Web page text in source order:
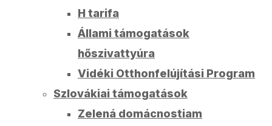
H tarifa
Állami támogatások
hőszivattyúra
Vidéki Otthonfelújítási Program
Szlovákiai támogatások
Zelená domácnostiam